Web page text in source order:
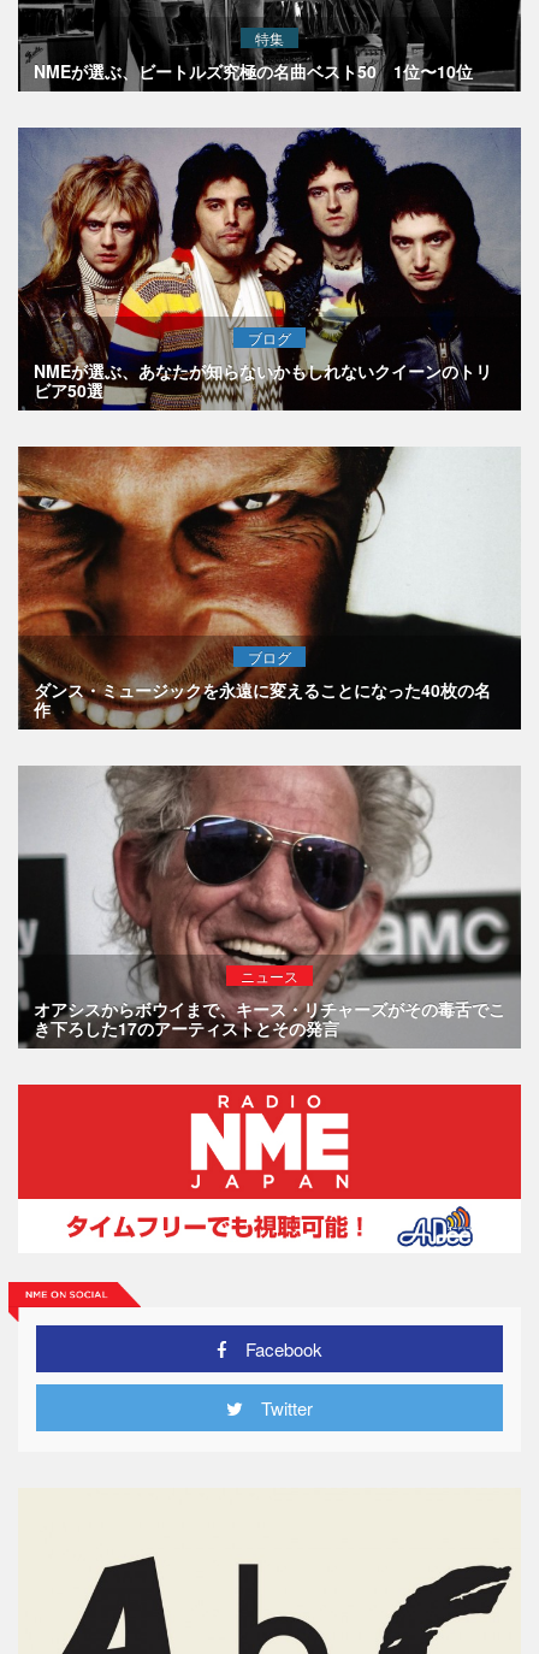
特集
NMEが選ぶ、ビートルズ究極の名曲ベスト50 1位〜10位
ブログ
NMEが選ぶ、あなたが知らないかもしれないクイーンのトリ
ビア50選
ブログ
ダンス・ミュージックを永遠に変えることになった40枚の名
作
ニュース
オアシスからボウイまで、キース・リチャーズがその毒舌でこ
き下ろした17のアーティストとその発言
Facebook
Twitter